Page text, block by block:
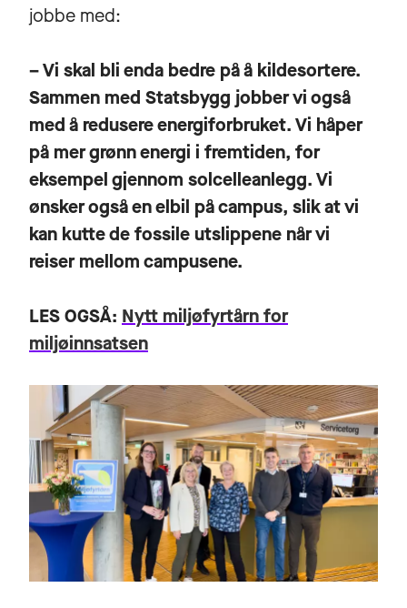
jobbe med:
– Vi skal bli enda bedre på å kildesortere.
Sammen med Statsbygg jobber vi også
med å redusere energiforbruket. Vi håper
på mer grønn energi i fremtiden, for
eksempel gjennom solcelleanlegg. Vi
ønsker også en elbil på campus, slik at vi
kan kutte de fossile utslippene når vi
reiser mellom campusene.
LES OGSÅ: Nytt miljøfyrtårn for
miljøinnsatsen